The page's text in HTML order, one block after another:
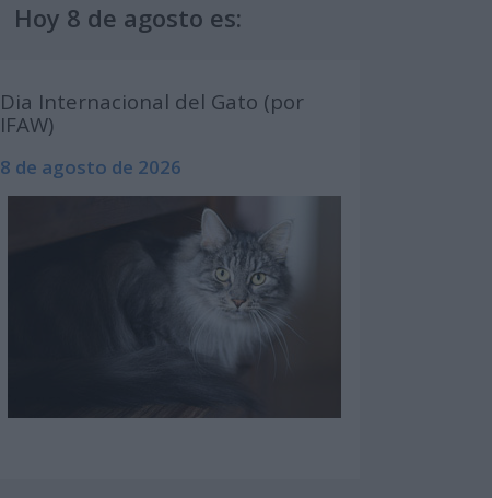
Hoy 8 de agosto es:
Dia Internacional del Gato (por
IFAW)
8 de agosto de 2026